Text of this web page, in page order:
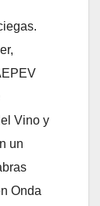
Vino y
un
Onda